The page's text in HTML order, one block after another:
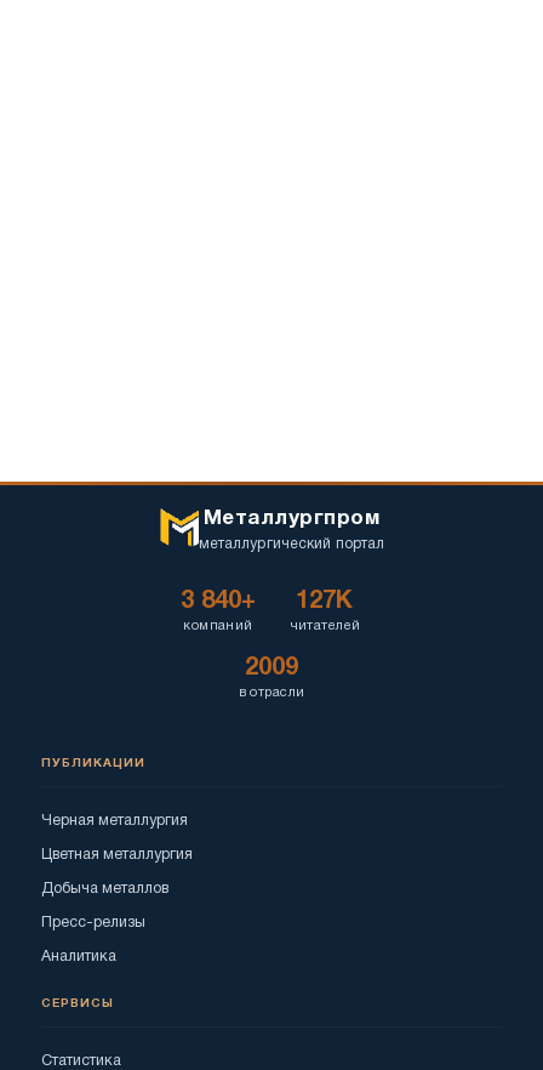
Металлургпром
металлургический портал
3 840+
компаний
127K
читателей
2009
в отрасли
ПУБЛИКАЦИИ
Черная металлургия
Цветная металлургия
Добыча металлов
Пресс-релизы
Аналитика
СЕРВИСЫ
Статистика